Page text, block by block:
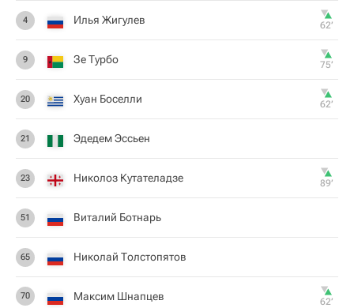
4 Илья Жигулев 62‎’‎
9 Зе Турбо 75‎’‎
20 Хуан Боселли 62‎’‎
21 Эдедем Эссьен
23 Николоз Кутателадзе 89‎’‎
51 Виталий Ботнарь
65 Николай Толстопятов
70 Максим Шнапцев 62‎’‎